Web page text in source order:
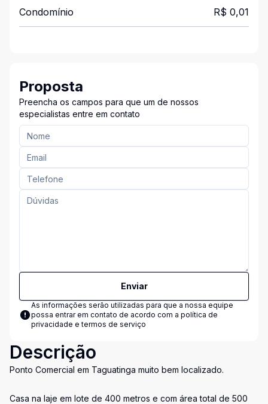
Condomínio R$ 0,01
Proposta
Preencha os campos para que um de nossos
especialistas entre em contato
Enviar
As informações serão utilizadas para que a nossa equipe
possa entrar em contato de acordo com a política de
privacidade e termos de serviço
Descrição
Ponto Comercial em Taguatinga muito bem localizado.
Casa na laje em lote de 400 metros e com área total de 500